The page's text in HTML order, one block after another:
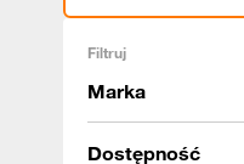
Filtruj
Marka
Dostępność